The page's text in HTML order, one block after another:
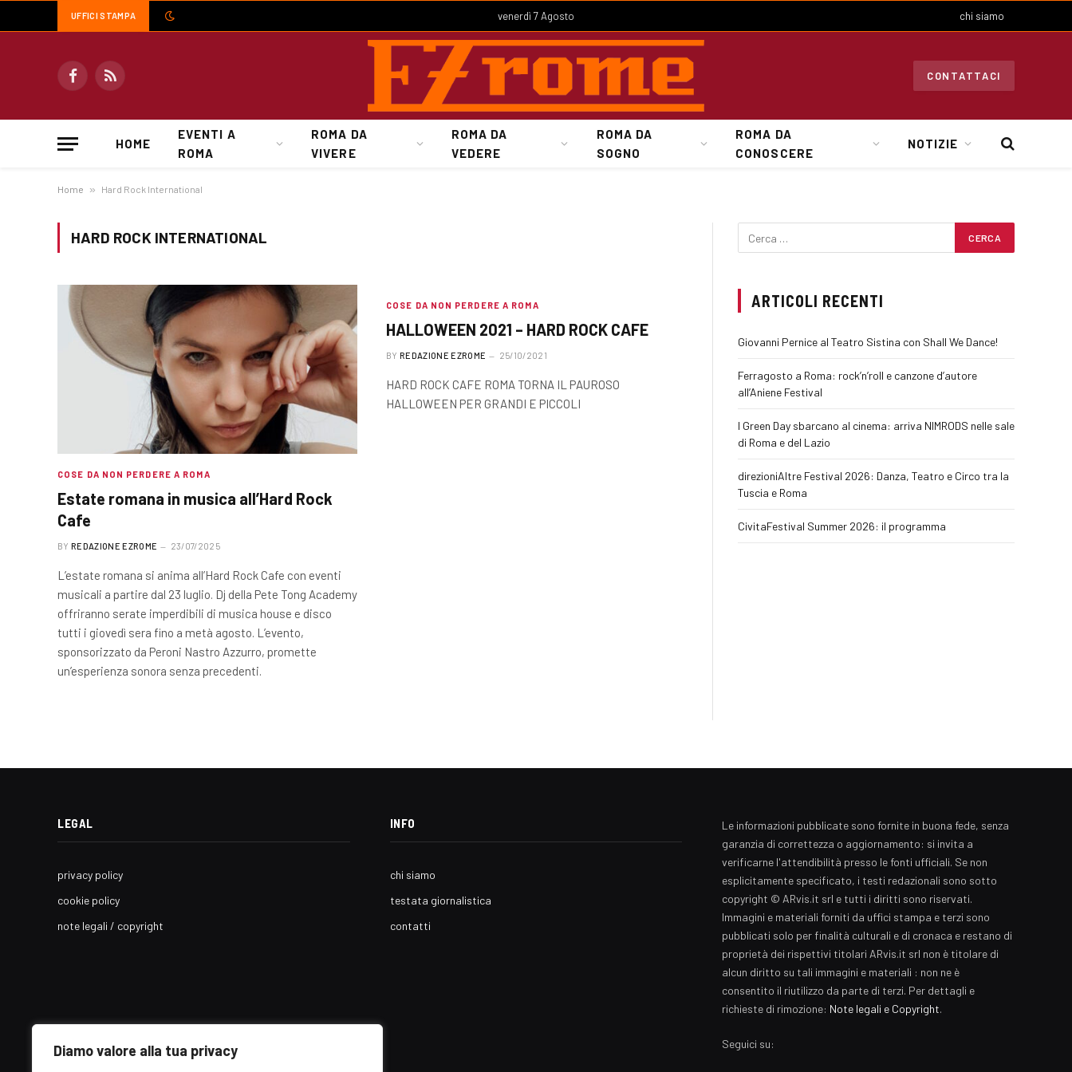
Diamo valore alla tua privacy
UFFICI STAMPA venerdì 7 Agosto chi siamo
FacebookRSS
CONTATTACI
HOME
EVENTI A
ROMA
ROMA DA
VIVERE
ROMA DA
VEDERE
ROMA DA
SOGNO
ROMA DA
CONOSCERE
NOTIZIE
Home » Hard Rock International
HARD ROCK INTERNATIONAL
COSE DA NON PERDERE A ROMA
Estate romana in musica all’Hard Rock
Cafe
BY REDAZIONE EZROME 23/07/2025
L’estate romana si anima all’Hard Rock Cafe con eventi
musicali a partire dal 23 luglio. Dj della Pete Tong Academy
offriranno serate imperdibili di musica house e disco
tutti i giovedì sera fino a metà agosto. L’evento,
sponsorizzato da Peroni Nastro Azzurro, promette
un’esperienza sonora senza precedenti.
COSE DA NON PERDERE A ROMA
HALLOWEEN 2021 – HARD ROCK CAFE
BY REDAZIONE EZROME 25/10/2021
HARD ROCK CAFE ROMA TORNA IL PAUROSO
HALLOWEEN PER GRANDI E PICCOLI
ARTICOLI RECENTI
Giovanni Pernice al Teatro Sistina con Shall We Dance!
Ferragosto a Roma: rock’n’roll e canzone d’autore
all’Aniene Festival
I Green Day sbarcano al cinema: arriva NIMRODS nelle sale
di Roma e del Lazio
direzioniAltre Festival 2026: Danza, Teatro e Circo tra la
Tuscia e Roma
CivitaFestival Summer 2026: il programma
LEGAL
privacy policy
cookie policy
note legali / copyright
INFO
chi siamo
testata giornalistica
contatti
Le informazioni pubblicate sono fornite in buona fede, senza
garanzia di correttezza o aggiornamento: si invita a
verificarne l'attendibilità presso le fonti ufficiali. Se non
esplicitamente specificato, i testi redazionali sono sotto
copyright © ARvis.it srl e tutti i diritti sono riservati.
Immagini e materiali forniti da uffici stampa e terzi sono
pubblicati solo per finalità culturali e di cronaca e restano di
proprietà dei rispettivi titolari ARvis.it srl non è titolare di
alcun diritto su tali immagini e materiali : non ne è
consentito il riutilizzo da parte di terzi. Per dettagli e
richieste di rimozione: Note legali e Copyright.
Seguici su: